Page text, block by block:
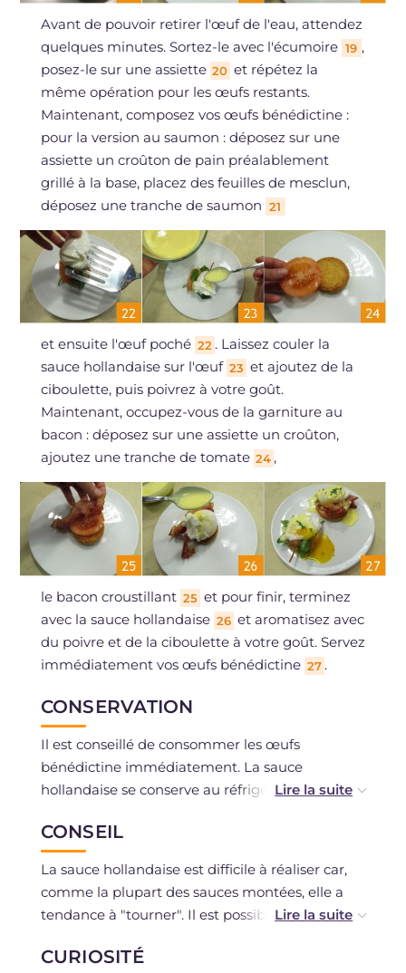
Avant de pouvoir retirer l'œuf de l'eau, attendez
quelques minutes. Sortez-le avec l'écumoire 19 ,
posez-le sur une assiette 20 et répétez la
même opération pour les œufs restants.
Maintenant, composez vos œufs bénédictine :
pour la version au saumon : déposez sur une
assiette un croûton de pain préalablement
grillé à la base, placez des feuilles de mesclun,
déposez une tranche de saumon 21
et ensuite l'œuf poché 22 . Laissez couler la
sauce hollandaise sur l'œuf 23 et ajoutez de la
ciboulette, puis poivrez à votre goût.
Maintenant, occupez-vous de la garniture au
bacon : déposez sur une assiette un croûton,
ajoutez une tranche de tomate 24 ,
le bacon croustillant 25 et pour finir, terminez
avec la sauce hollandaise 26 et aromatisez avec
du poivre et de la ciboulette à votre goût. Servez
immédiatement vos œufs bénédictine 27 .
CONSERVATION
Il est conseillé de consommer les œufs
bénédictine immédiatement. La sauce
hollandaise se conserve au réfrigérateur dans
un jour maximum.
CONSEIL
La sauce hollandaise est difficile à réaliser car,
comme la plupart des sauces montées, elle a
tendance à "tourner". Il est possible d'utiliser un
mélange. Si vous ne possédez pas de casserole
CURIOSITÉ